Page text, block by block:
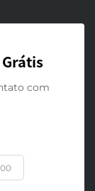
com